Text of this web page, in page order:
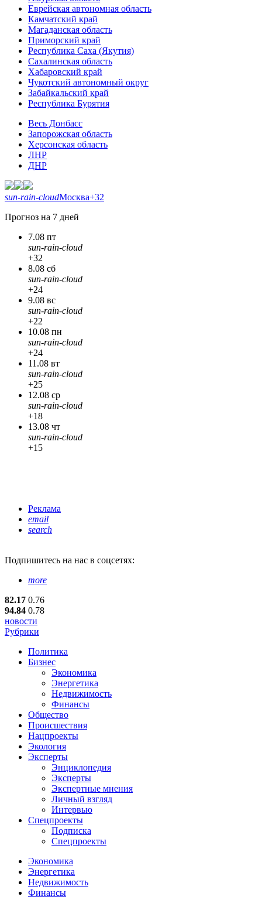
Еврейская автономная область
Камчатский край
Магаданская область
Приморский край
Республика Саха (Якутия)
Сахалинская область
Хабаровский край
Чукотский автономный округ
Забайкальский край
Республика Бурятия
Весь Донбасс
Запорожская область
Херсонская область
ЛНР
ДНР
sun-rain-cloudМосква+32
Прогноз на 7 дней
7.08 пт
sun-rain-cloud
+32
8.08 сб
sun-rain-cloud
+24
9.08 вс
sun-rain-cloud
+22
10.08 пн
sun-rain-cloud
+24
11.08 вт
sun-rain-cloud
+25
12.08 ср
sun-rain-cloud
+18
13.08 чт
sun-rain-cloud
+15
Реклама
email
search
Подпишитесь на нас в соцсетях:
more
82.17 0.76
94.84 0.78
новости
Рубрики
Политика
Бизнес
Экономика
Энергетика
Недвижимость
Финансы
Общество
Происшествия
Нацпроекты
Экология
Эксперты
Энциклопедия
Эксперты
Экспертные мнения
Личный взгляд
Интервью
Спецпроекты
Подписка
Спецпроекты
Экономика
Энергетика
Недвижимость
Финансы